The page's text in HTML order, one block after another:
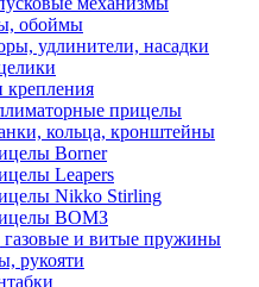
обоймы
удлинители, насадки
крепления
прицелы
кольца, кронштейны
Borner
Leapers
Nikko Stirling
ВОМЗ
и витые пружины
рукояти